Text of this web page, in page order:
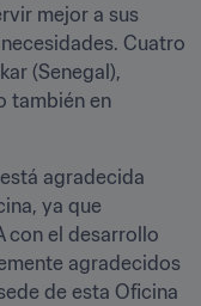
mejor a sus
Cuatro
(Senegal),
también en
agradecida
ya que
con el desarrollo
agradecidos
de esta Oficina